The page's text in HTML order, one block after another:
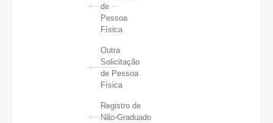
de
Pessoa
Física
Outra
Solicitação
de Pessoa
Física
Registro de
Não-Graduado